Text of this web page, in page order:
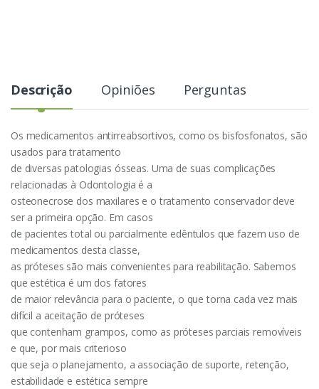
Descrição Opiniões Perguntas
Os medicamentos antirreabsortivos, como os bisfosfonatos, são
usados para tratamento
de diversas patologias ósseas. Uma de suas complicações
relacionadas à Odontologia é a
osteonecrose dos maxilares e o tratamento conservador deve
ser a primeira opção. Em casos
de pacientes total ou parcialmente edêntulos que fazem uso de
medicamentos desta classe,
as próteses são mais convenientes para reabilitação. Sabemos
que estética é um dos fatores
de maior relevância para o paciente, o que torna cada vez mais
difícil a aceitação de próteses
que contenham grampos, como as próteses parciais removíveis
e que, por mais criterioso
que seja o planejamento, a associação de suporte, retenção,
estabilidade e estética sempre